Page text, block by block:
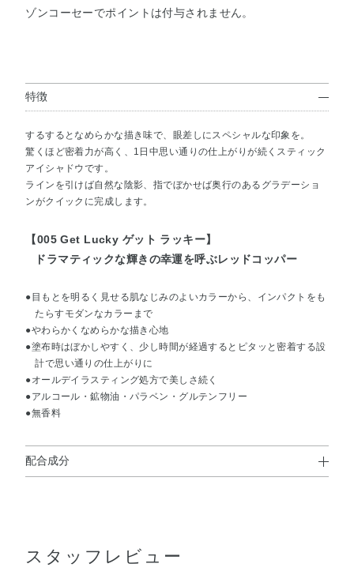
ゾンコーセーでポイントは付与されません。
特徴
するするとなめらかな描き味で、眼差しにスペシャルな印象を。
驚くほど密着力が高く、1日中思い通りの仕上がりが続くスティック
アイシャドウです。
ラインを引けば自然な陰影、指でぼかせば奥行のあるグラデーショ
ンがクイックに完成します。
【005 Get Lucky ゲット ラッキー】
ドラマティックな輝きの幸運を呼ぶレッドコッパー
●目もとを明るく見せる肌なじみのよいカラーから、インパクトをも
たらすモダンなカラーまで
●やわらかくなめらかな描き心地
●塗布時はぼかしやすく、少し時間が経過するとピタッと密着する設
計で思い通りの仕上がりに
●オールデイラスティング処方で美しさ続く
●アルコール・鉱物油・パラベン・グルテンフリー
●無香料
配合成分
（VP／ヘキサデセン）コポリマー・（ビニルジメチコン／
スタッフレビュー